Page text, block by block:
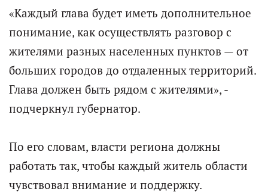
«Каждый глава будет иметь дополнительное
понимание, как осуществлять разговор с
жителями разных населенных пунктов — от
больших городов до отдаленных территорий.
Глава должен быть рядом с жителями», -
подчеркнул губернатор.
По его словам, власти региона должны
работать так, чтобы каждый житель области
чувствовал внимание и поддержку.